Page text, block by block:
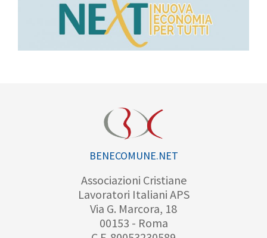
BENECOMUNE.NET
Associazioni Cristiane
Lavoratori Italiani APS
Via G. Marcora, 18
00153 - Roma